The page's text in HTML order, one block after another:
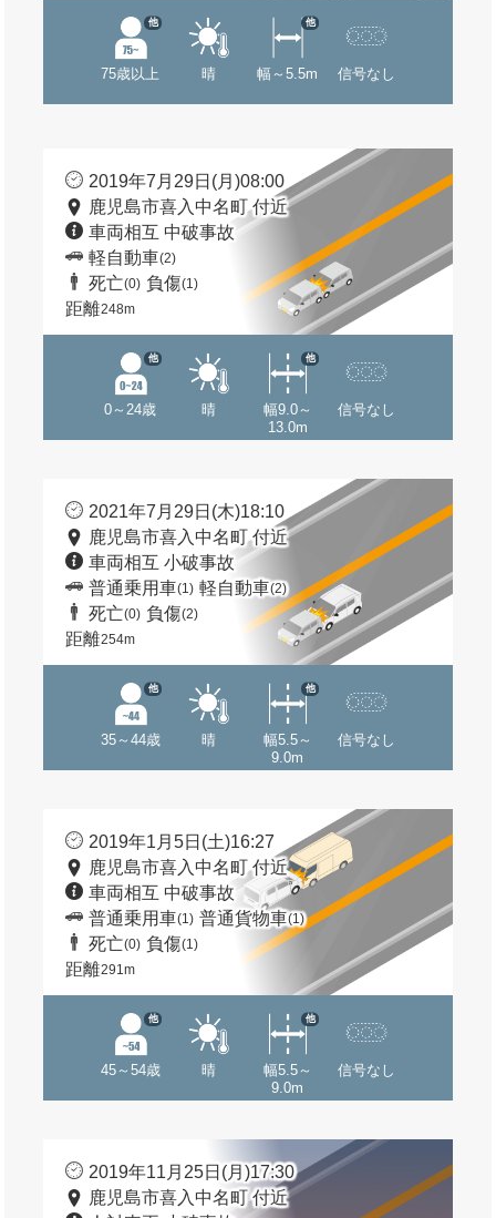
75歳以上
他
晴 幅～5.5m
他
信号なし
2019年7月29日(月)08:00
鹿児島市喜入中名町 付近
車両相互 中破事故
軽自動車(2)
死亡(0) 負傷(1)
距離248m
0～24歳
他
晴
幅9.0～
13.0m
他
信号なし
2021年7月29日(木)18:10
鹿児島市喜入中名町 付近
車両相互 小破事故
普通乗用車(1) 軽自動車(2)
死亡(0) 負傷(2)
距離254m
35～44歳
他
晴
幅5.5～
9.0m
他
信号なし
2019年1月5日(土)16:27
鹿児島市喜入中名町 付近
車両相互 中破事故
普通乗用車(1) 普通貨物車(1)
死亡(0) 負傷(1)
距離291m
45～54歳
他
晴
幅5.5～
9.0m
他
信号なし
2019年11月25日(月)17:30
鹿児島市喜入中名町 付近